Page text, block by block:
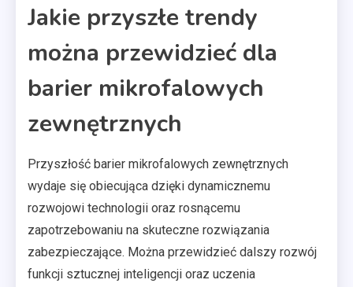
Jakie przyszłe trendy
można przewidzieć dla
barier mikrofalowych
zewnętrznych
Przyszłość barier mikrofalowych zewnętrznych
wydaje się obiecująca dzięki dynamicznemu
rozwojowi technologii oraz rosnącemu
zapotrzebowaniu na skuteczne rozwiązania
zabezpieczające. Można przewidzieć dalszy rozwój
funkcji sztucznej inteligencji oraz uczenia